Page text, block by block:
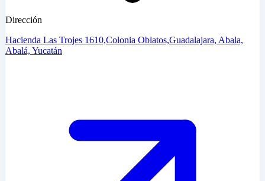
Dirección
Hacienda Las Trojes 1610,Colonia Oblatos,Guadalajara, Abala,
Abalá, Yucatán